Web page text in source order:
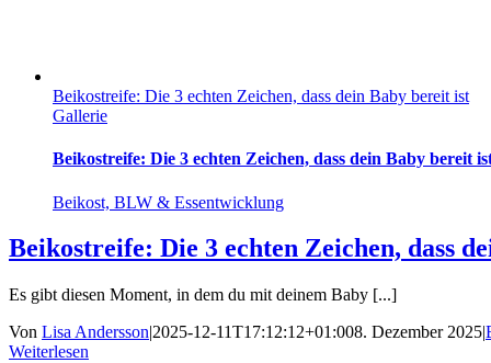
Beikostreife: Die 3 echten Zeichen, dass dein Baby bereit ist
Gallerie
Beikostreife: Die 3 echten Zeichen, dass dein Baby bereit
Beikost, BLW & Essentwicklung
Beikostreife: Die 3 echten Zeichen, dass
Es gibt diesen Moment, in dem du mit deinem Baby [...]
Von Lisa Andersson|2025-12-11T17:12:12+01:008. Dezember 2025|
Weiterlesen